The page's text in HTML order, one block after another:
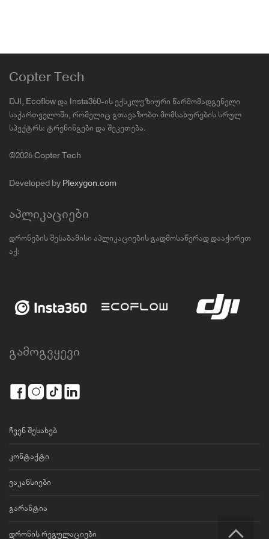
Copter Tech
DJI, Ecoflow და Insta360-ის ექსკლუზიური წარმომადგენელი
საქართველოში, რომელიც გთავაზობთ მომსახურების სრულ
სპექტრს: ტრენინგები და შეკეთება.
©2026 Copter Tech
Developed by Plexygon.com
აპლიკაციები
დრონების შესაბამისი აპლიკაციების გადმოსაწერად დააჭირეთ
აქ:
გამოგვყევი
ჩვენ შესახებ
კონტაქტი
ვაკანსიები
გარანტია
დრონის რეგულაციები